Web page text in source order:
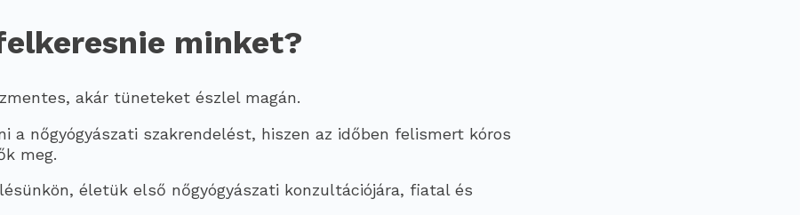
minket?
akár tüneteket észlel magán.
a nőgyógyászati szakrendelést, hiszen az időben felismert kóros
meg.
életük első nőgyógyászati konzultációjára, fiatal és